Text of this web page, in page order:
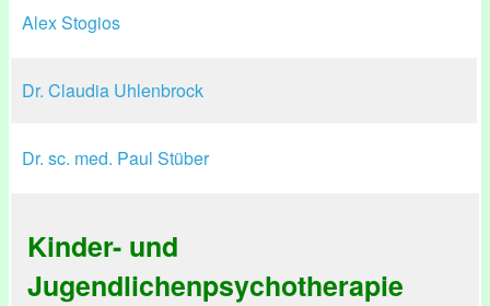
Alex Stogios
Dr. Claudia Uhlenbrock
Dr. sc. med. Paul Stüber
Kinder- und
Jugendlichenpsychotherapie